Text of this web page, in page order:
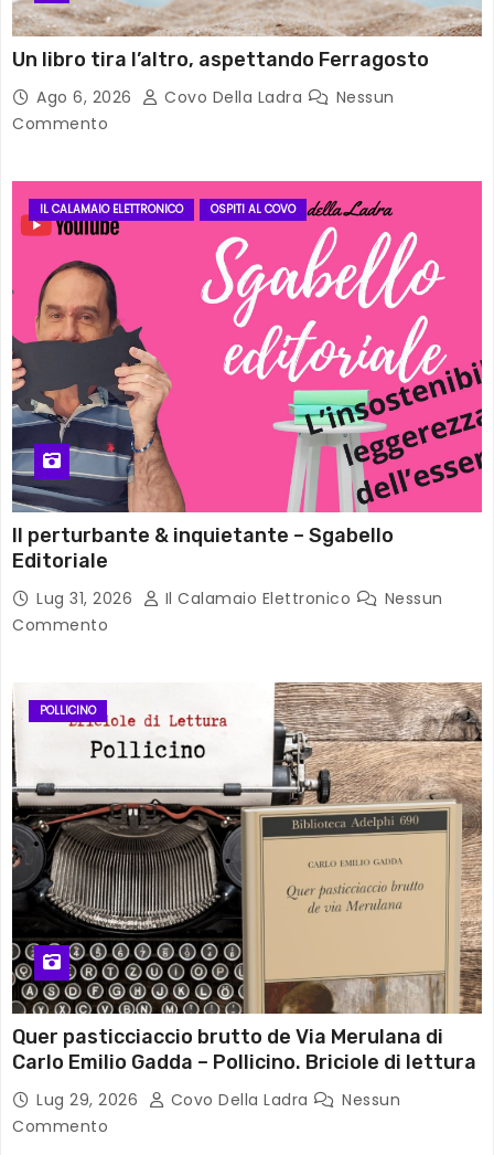
Un libro tira l’altro, aspettando Ferragosto
Ago 6, 2026 Covo Della Ladra
Nessun
Commento
IL CALAMAIO ELETTRONICO OSPITI AL COVO
Il perturbante & inquietante – Sgabello
Editoriale
Lug 31, 2026 Il Calamaio Elettronico
Nessun
Commento
POLLICINO
Quer pasticciaccio brutto de Via Merulana di
Carlo Emilio Gadda – Pollicino. Briciole di lettura
Lug 29, 2026 Covo Della Ladra
Nessun
Commento